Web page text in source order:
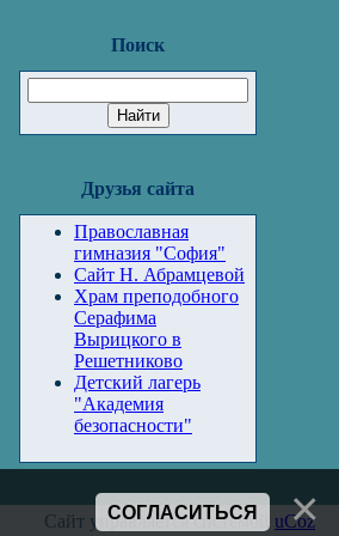
Поиск
Друзья сайта
Православная
гимназия "София"
Сайт Н. Абрамцевой
Храм преподобного
Серафима
Вырицкого в
Решетниково
Детский лагерь
"Академия
безопасности"
Сайт управляется системой uCoz
СОГЛАСИТЬСЯ